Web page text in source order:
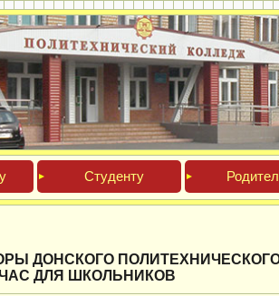
Сту­ден­ту
ДОНСКОГО
ДЛЯ ШКОЛЬНИКОВ